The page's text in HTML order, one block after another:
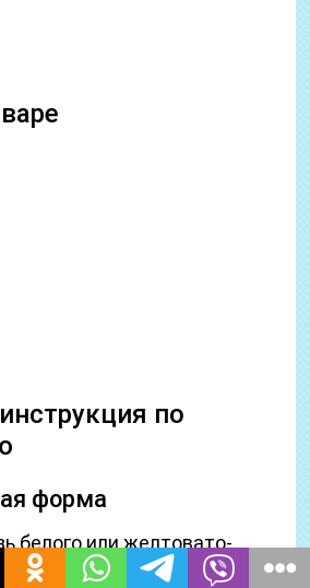
по
форма
белого или желтовато-
слабым своеобразным